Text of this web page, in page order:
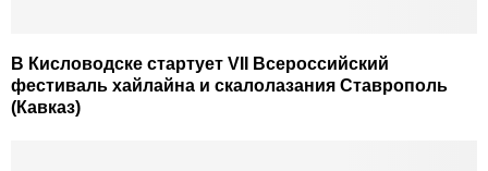
В Кисловодске стартует VII Всероссийский
фестиваль хайлайна и скалолазания Ставрополь
(Кавказ)